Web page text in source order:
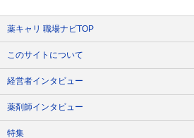
薬キャリ 職場ナビTOP
このサイトについて
経営者インタビュー
薬剤師インタビュー
特集